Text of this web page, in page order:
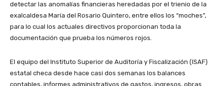
detectar las anomalías financieras heredadas por el trienio de la
exalcaldesa María del Rosario Quintero, entre ellos los “moches”,
para lo cual los actuales directivos proporcionan toda la
documentación que prueba los números rojos.
El equipo del Instituto Superior de Auditoría y Fiscalización (ISAF)
estatal checa desde hace casi dos semanas los balances
contables, informes administrativos de gastos, ingresos, obras